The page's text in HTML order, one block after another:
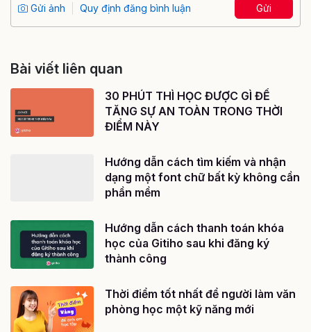
Gửi ảnh Quy định đăng bình luận Gửi
Bài viết liên quan
30 PHÚT THÌ HỌC ĐƯỢC GÌ ĐỂ
TĂNG SỰ AN TOÀN TRONG THỜI
ĐIỂM NÀY
Hướng dẫn cách tìm kiếm và nhận
dạng một font chữ bất kỳ không cần
phần mềm
Hướng dẫn cách thanh toán khóa
học của Gitiho sau khi đăng ký
thành công
Thời điểm tốt nhất để người làm văn
phòng học một kỹ năng mới